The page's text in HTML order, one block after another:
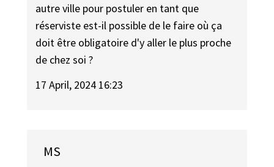
autre ville pour postuler en tant que
réserviste est-il possible de le faire où ça
doit être obligatoire d'y aller le plus proche
de chez soi ?
17 April, 2024 16:23
MS